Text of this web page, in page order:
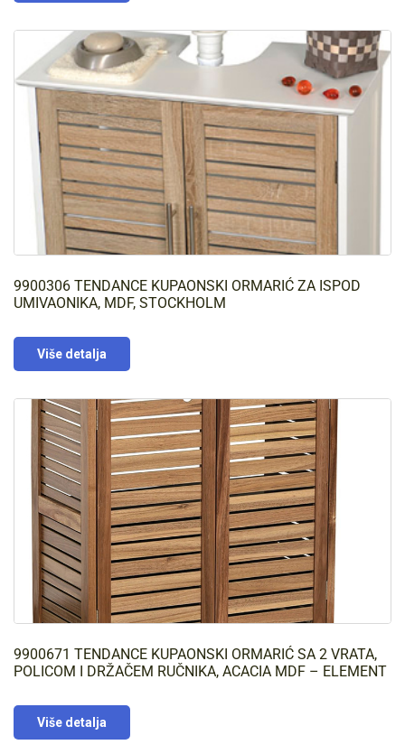
9900306 TENDANCE KUPAONSKI ORMARIĆ ZA ISPOD
UMIVAONIKA, MDF, STOCKHOLM
Više detalja
9900671 TENDANCE KUPAONSKI ORMARIĆ SA 2 VRATA,
POLICOM I DRŽAČEM RUČNIKA, ACACIA MDF – ELEMENT
Više detalja